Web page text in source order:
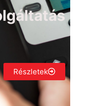
Részletek